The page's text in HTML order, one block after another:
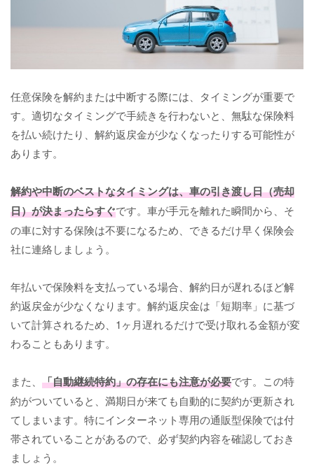
任意保険を解約または中断する際には、タイミングが重要で
す。適切なタイミングで手続きを行わないと、無駄な保険料
を払い続けたり、解約返戻金が少なくなったりする可能性が
あります。
解約や中断のベストなタイミングは、車の引き渡し日（売却
日）が決まったらすぐです。車が手元を離れた瞬間から、そ
の車に対する保険は不要になるため、できるだけ早く保険会
社に連絡しましょう。
年払いで保険料を支払っている場合、解約日が遅れるほど解
約返戻金が少なくなります。解約返戻金は「短期率」に基づ
いて計算されるため、1ヶ月遅れるだけで受け取れる金額が変
わることもあります。
また、 「自動継続特約」の存在にも注意が必要です。この特
約がついていると、満期日が来ても自動的に契約が更新され
てしまいます。特にインターネット専用の通販型保険では付
帯されていることがあるので、必ず契約内容を確認しておき
ましょう。